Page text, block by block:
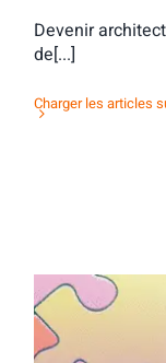
Devenir
de[...]
Charger les articles